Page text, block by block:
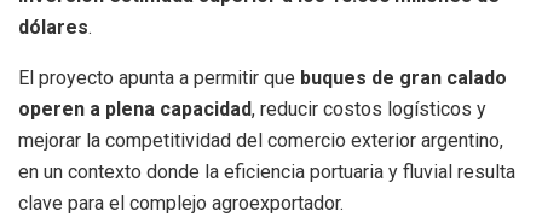
dólares.
El proyecto apunta a permitir que buques de gran calado
operen a plena capacidad, reducir costos logísticos y
mejorar la competitividad del comercio exterior argentino,
en un contexto donde la eficiencia portuaria y fluvial resulta
clave para el complejo agroexportador.